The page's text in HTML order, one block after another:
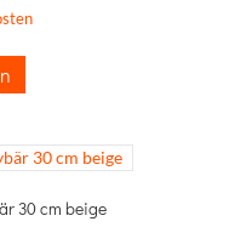
30 cm beige